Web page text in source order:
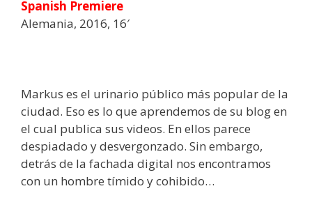
Spanish Premiere
Alemania, 2016, 16′
Markus es el urinario público más popular de la
ciudad. Eso es lo que aprendemos de su blog en
el cual publica sus videos. En ellos parece
despiadado y desvergonzado. Sin embargo,
detrás de la fachada digital nos encontramos
con un hombre tímido y cohibido…